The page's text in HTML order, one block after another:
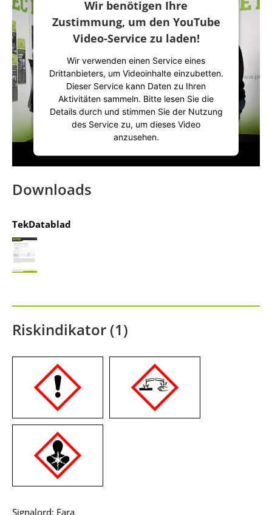
Akzeptieren
powered byUsercentrics Consent
Management Platform&IT-Recht Kanzlei
Wir benötigen Ihre
Zustimmung, um den YouTube
Video-Service zu laden!
Wir verwenden einen Service eines
Drittanbieters, um Videoinhalte einzubetten.
Dieser Service kann Daten zu Ihren
Aktivitäten sammeln. Bitte lesen Sie die
Details durch und stimmen Sie der Nutzung
des Service zu, um dieses Video
anzusehen.
powered by
Downloads
TekDatablad
Riskindikator (1)
Signalord: Fara